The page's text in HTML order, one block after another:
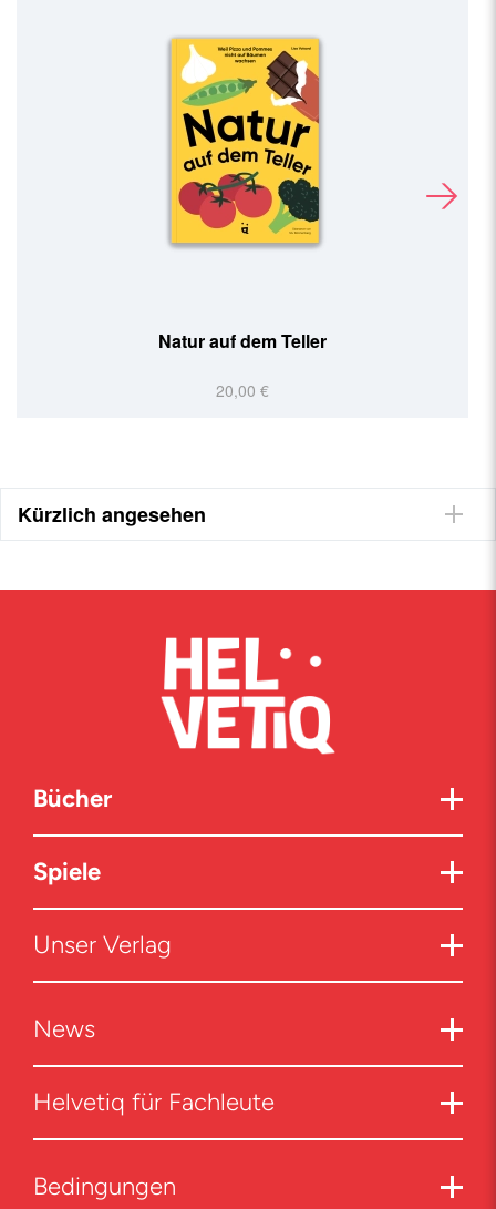
Natur auf dem Teller
20,00 €
Kürzlich angesehen
Bücher
Spiele
Unser Verlag
News
Helvetiq für Fachleute
Bedingungen